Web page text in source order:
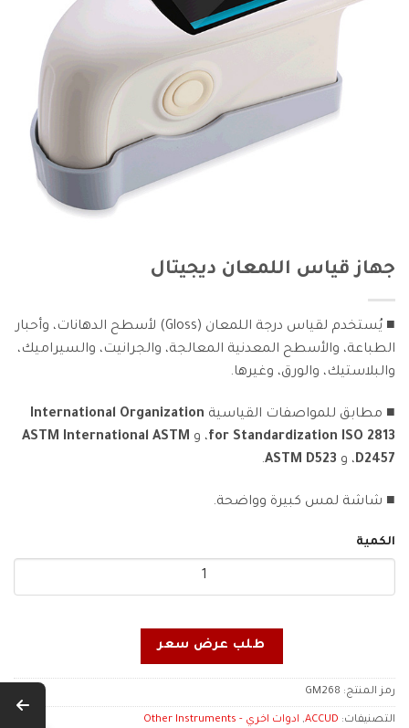
جهاز قياس اللمعان ديجيتال
■ يُستخدم لقياس درجة اللمعان (Gloss) لأسطح الدهانات، وأحبار
الطباعة، والأسطح المعدنية المعالجة، والجرانيت، والسيراميك،
والبلاستيك، والورق، وغيرها.
■ مطابق للمواصفات القياسية International Organization
for Standardization ISO 2813، و ASTM International ASTM
D2457، و ASTM D523
.
■ شاشة لمس كبيرة وواضحة.
الكمية
طلب عرض سعر
رمز المنتج: GM268
التصنيفات: ACCUD
, ادوات اخري - Other Instruments